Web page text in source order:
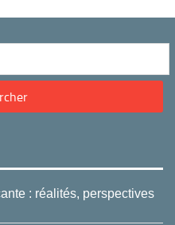
: réalités, perspectives